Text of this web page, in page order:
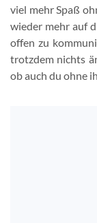
viel mehr Spaß
wieder mehr auf
offen zu
trotzdem nichts
ob auch du ohne